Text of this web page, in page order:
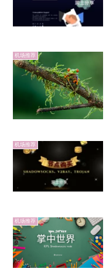
机场推荐
机场推荐
机场推荐